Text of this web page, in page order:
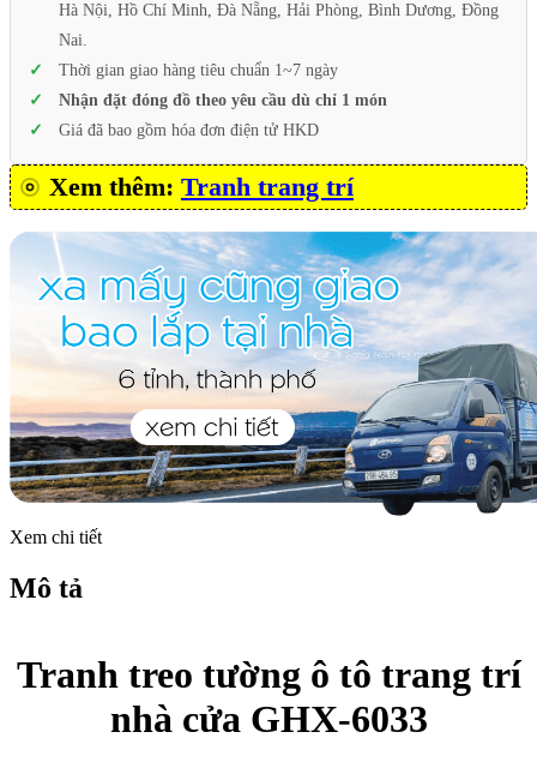
Hà Nội, Hồ Chí Minh, Đà Nẵng, Hải Phòng, Bình Dương, Đồng
Nai.
Thời gian giao hàng tiêu chuẩn 1~7 ngày
Nhận đặt đóng đồ theo yêu cầu dù chỉ 1 món
Giá đã bao gồm hóa đơn điện tử HKD
Xem thêm: Tranh trang trí
Xem chi tiết
Mô tả
Tranh treo tường ô tô trang trí
nhà cửa GHX-6033